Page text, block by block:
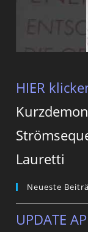
HIER
Lauretti
Neueste
UPDATE